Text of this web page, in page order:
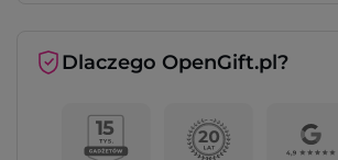
Dlaczego OpenGift.pl?